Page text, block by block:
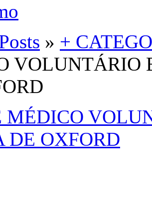
» +
VOLUNTÁRIO
MÉDICO
DE OXFORD